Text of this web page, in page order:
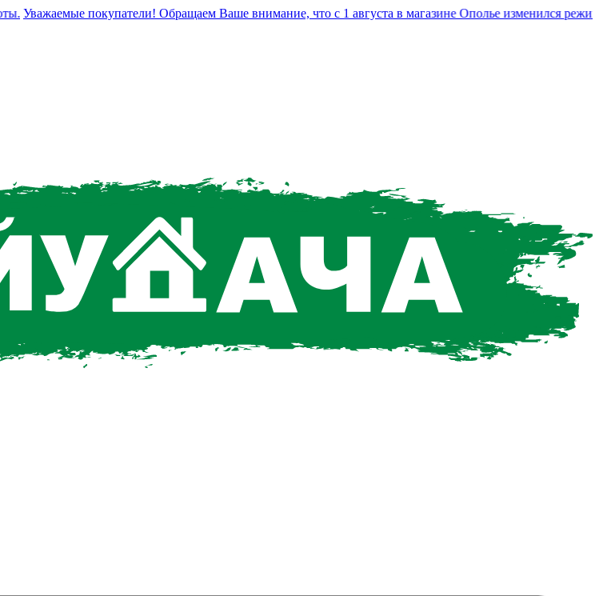
Уважаемые покупатели! Обращаем Ваше внимание, что с 1 августа в магазине Ополье изменился режим